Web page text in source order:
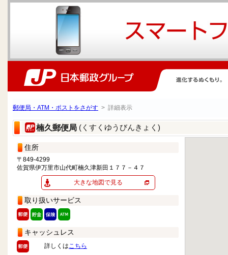
郵便局・ATM・ポストをさがす > 詳細表示
楠久郵便局 (くすくゆうびんきょく)
住所
〒849-4299
佐賀県伊万里市山代町楠久津新田１７７－４７
大きな地図で見る
取り扱いサービス
キャッシュレス
詳しくはこちら